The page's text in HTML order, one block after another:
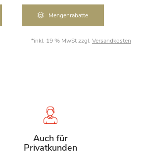
Mengenrabatte
*inkl. 19 % MwSt zzgl. Versandkosten
Auch für
Privatkunden